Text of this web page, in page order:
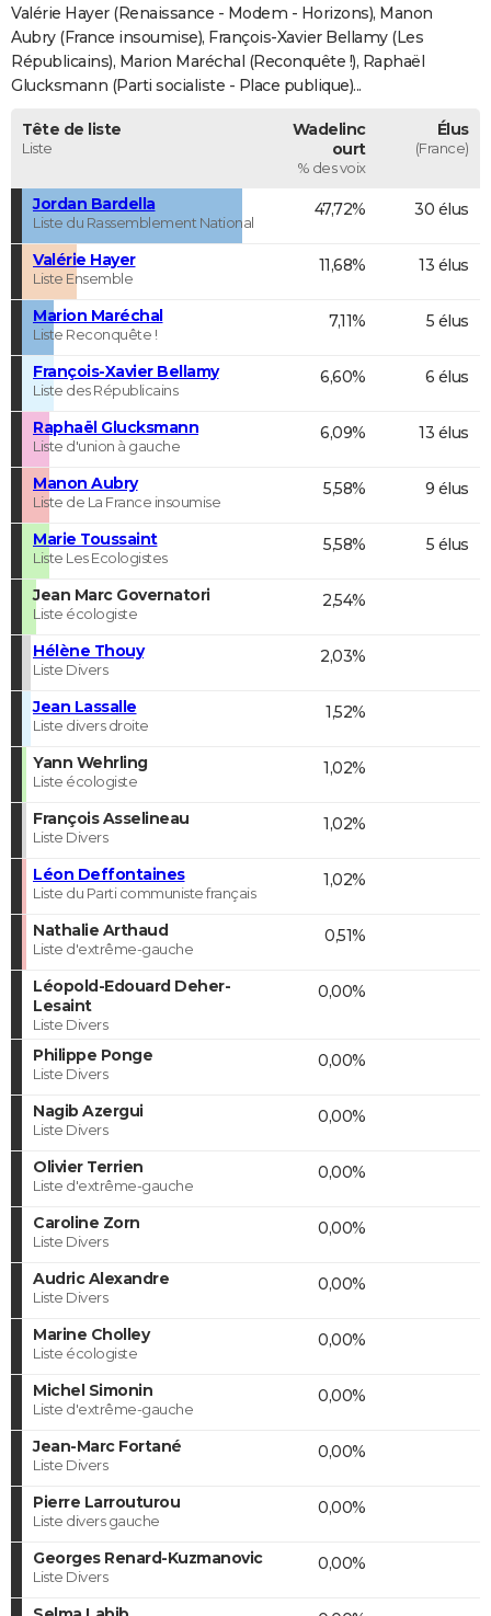
FORUM
Bricolage
Lifestyle
Culture
SportAuto
Television
Voyage
Cinema
Valérie Hayer (Renaissance - Modem - Horizons), Manon
Aubry (France insoumise), François-Xavier Bellamy (Les
Républicains), Marion Maréchal (Reconquête !), Raphaël
Glucksmann (Parti socialiste - Place publique)...
Tête de liste
Liste
Wadelinc
ourt
% des voix
Élus
(France)
Jordan Bardella
Liste du Rassemblement National
47,72% 30 élus
Valérie Hayer
Liste Ensemble
11,68% 13 élus
Marion Maréchal
Liste Reconquête !
7,11% 5 élus
François-Xavier Bellamy
Liste des Républicains
6,60% 6 élus
Raphaël Glucksmann
Liste d'union à gauche
6,09% 13 élus
Manon Aubry
Liste de La France insoumise
5,58% 9 élus
Marie Toussaint
Liste Les Ecologistes
5,58% 5 élus
Jean Marc Governatori
Liste écologiste
2,54%
Hélène Thouy
Liste Divers
2,03%
Jean Lassalle
Liste divers droite
1,52%
Yann Wehrling
Liste écologiste
1,02%
François Asselineau
Liste Divers
1,02%
Léon Deffontaines
Liste du Parti communiste français
1,02%
Nathalie Arthaud
Liste d'extrême-gauche
0,51%
Léopold-Edouard Deher-
Lesaint
Liste Divers
0,00%
Philippe Ponge
Liste Divers
0,00%
Nagib Azergui
Liste Divers
0,00%
Olivier Terrien
Liste d'extrême-gauche
0,00%
Caroline Zorn
Liste Divers
0,00%
Audric Alexandre
Liste Divers
0,00%
Marine Cholley
Liste écologiste
0,00%
Michel Simonin
Liste d'extrême-gauche
0,00%
Jean-Marc Fortané
Liste Divers
0,00%
Pierre Larrouturou
Liste divers gauche
0,00%
Georges Renard-Kuzmanovic
Liste Divers
0,00%